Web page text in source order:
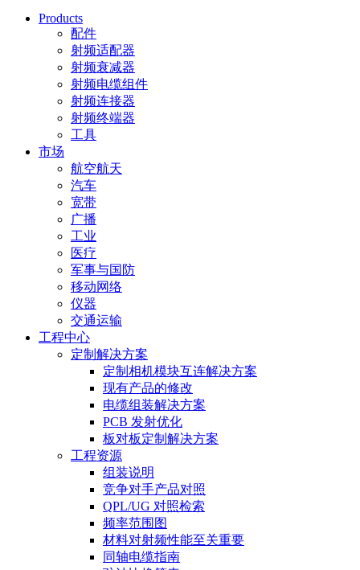
Products
配件
射频适配器
射频衰减器
射频电缆组件
射频连接器
射频终端器
工具
市场
航空航天
汽车
宽带
广播
工业
医疗
军事与国防
移动网络
仪器
交通运输
工程中心
定制解决方案
定制相机模块互连解决方案
现有产品的修改
电缆组装解决方案
PCB 发射优化
板对板定制解决方案
工程资源
组装说明
竞争对手产品对照
QPL/UG 对照检索
频率范围图
材料对射频性能至关重要
同轴电缆指南